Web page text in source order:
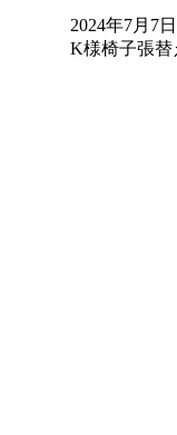
2024年7月7日
K様椅子張